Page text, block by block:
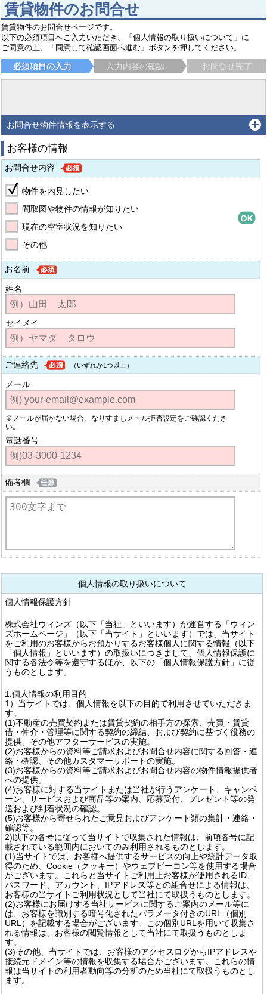
賃貸物件のお問合せ
賃貸物件のお問合せページです。
以下の必須項目へご入力いただき、「個人情報の取り扱いについて」に
ご同意の上、「同意して確認画面へ進む」ボタンを押してください。
必須項目の入力 入力内容の確認 お問合せ完了
お問合せ物件情報を表示する
お客様の情報
お問合せ内容
物件を内見したい
間取図や物件の情報が知りたい
現在の空室状況を知りたい
その他
お名前
姓名
セイメイ
ご連絡先 （いずれか1つ以上）
メール
※メールが届かない場合、なりすましメール拒否設定をご確認くださ
い。
電話番号
備考欄
個人情報の取り扱いについて
個人情報保護方針
株式会社ウィンズ（以下「当社」といいます）が運営する「ウィン
ズホームページ」（以下「当サイト」といいます）では、当サイト
をご利用のお客様からお預かりするお客様個人に関する情報（以下
「個人情報」といいます）の取扱いにつきまして、個人情報保護に
関する各法令等を遵守するほか、以下の「個人情報保護方針」に従
うものとします。
1.個人情報の利用目的
1）当サイトでは、個人情報を以下の目的で利用させていただきま
す。
(1)不動産の売買契約または賃貸契約の相手方の探索、売買・賃貸
借・仲介・管理等に関する契約の締結、および契約に基づく役務の
提供、その他アフターサービスの実施。
(2)お客様からの資料等ご請求およびお問合せ内容に関する回答・連
絡・確認、その他カスタマーサポートの実施。
(3)お客様からの資料等ご請求およびお問合せ内容の物件情報提供者
への提供。
(4)お客様に対する当サイトまたは当社が行うアンケート、キャンペ
ーン、サービスおよび商品等の案内、応募受付、プレゼント等の発
送および到着状況の確認。
(5)お客様から寄せられたご意見およびアンケート類の集計・連絡・
確認等。
2)以下の各号に従って当サイトで収集された情報は、前項各号に記
載されている範囲内においてのみ利用されるものとします。
(1)当サイトでは、お客様へ提供するサービスの向上や統計データ取
得のため、Cookie（クッキー）やウェブビーコン等を使用する場合
がございます。これらと当サイトご利用上お客様が使用されるID、
パスワード、アカウント、IPアドレス等との組合せによる情報は、
お客様の当サイトご利用状況として当社にて取扱うものとします。
(2)お客様にお届けする当社サービスに関するご案内のメール等に
は、お客様を識別する暗号化されたパラメータ付きのURL（個別
URL）を記載する場合がございます。この個別URLを用いて収集さ
れる情報は、お客様の閲覧情報として当社にて取扱うものとしま
す。
(3)その他、当サイトでは、お客様のアクセスログからIPアドレスや
接続元ドメイン等の情報を収集する場合がございます。これらの情
報は当サイトの利用者動向等の分析のため当社にて取扱うものとし
ます。